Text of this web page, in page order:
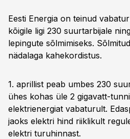
Eesti Energia on teinud
kõigile ligi 230 suurtarbijale
lepingute sõlmimiseks.
nädalaga kahekordistus.
1. aprillist peab umbes 230
ühes kohas üle 2 gigavatt-
elektrienergiat vabaturult.
jaoks elektri hind riiklikult
elektri turuhinnast.